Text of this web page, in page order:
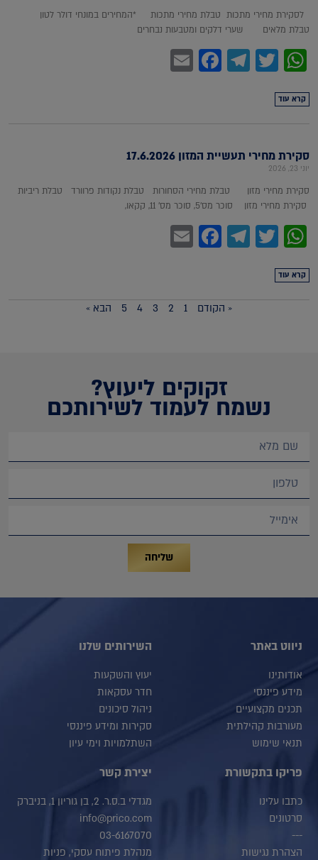
לסקירת מחירי מתכות טבלת מחירי מתכות *המחירים במונחי דולר לטון
טבלת מלאים שערי דלקים ומטבעות נבחרים
WhatsApp
Twitter
Telegram
Facebook
קרא עוד
סקירת מחירי תעשיית המזון 17.6.2026
יוני 23, 2026
סקירת מחירי מזון טבלת מחירי הסחורות טבלת נקודות פרוורד טבלת ריביות
סקירת מחירי מזון סוכר מס'5, סוכר מס' 11, קקאו,
WhatsApp
Twitter
Telegram
Facebook
קרא עוד
« הקודם 1
2
3
4
5 הבא »
זקוקים ליעוץ?
נשמח לעמוד לשירותכם
שליחה
ניווט באתר
אודותינו
מידע פיננסי
תכנים מקצועיים
מעורבות קהילתית
תנאי שימוש
השירותים שלנו
יעוץ והשקעות
חדר עסקאות
ניהול סיכונים
סקירות ומידע פיננסי
השתלמויות וימי עיון
פריקו בתקשורת
כתבו עלינו
סרטונים
---
הצהרת נגישות
יצירת קשר
מגדלי ב.ס.ר. 2, בן גוריון 1, בניברק
info@prico.com
03-6167070
מנהלת פיתוח עסקי, פניות